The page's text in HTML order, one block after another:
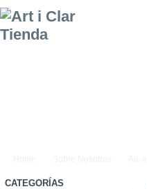
CATEGORÍAS